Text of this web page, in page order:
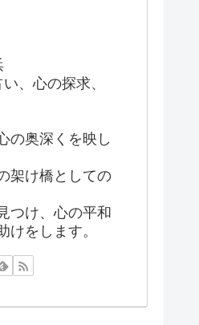
、心の探求、
の奥深くを映し
架け橋としての
つけ、心の平和
けをします。